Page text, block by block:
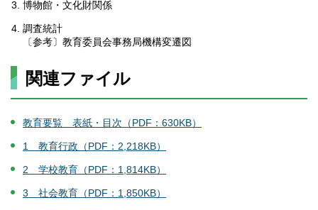
博物館・文化財関係
調査統計
〔参考〕教育委員会事務局機構変遷図
関連ファイル
教育要覧 表紙・目次（PDF：630KB）
1 教育行政（PDF：2,218KB）
2 学校教育（PDF：1,814KB）
3 社会教育（PDF：1,850KB）